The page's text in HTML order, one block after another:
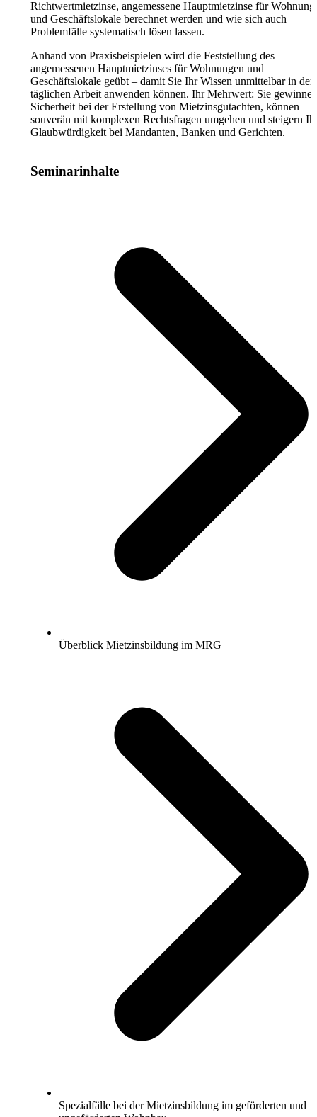
Richtwertmietzinse, angemessene Hauptmietzinse für
und Geschäftslokale berechnet werden und wie sich auch
Problemfälle systematisch lösen lassen.
Anhand von Praxisbeispielen wird die Feststellung des
angemessenen Hauptmietzinses für Wohnungen und
Geschäftslokale geübt – damit Sie Ihr Wissen unmittelbar in der
täglichen Arbeit anwenden können. Ihr Mehrwert: Sie gewinnen
Sicherheit bei der Erstellung von Mietzinsgutachten, können
souverän mit komplexen Rechtsfragen umgehen und steigern
Glaubwürdigkeit bei Mandanten, Banken und Gerichten.
Seminarinhalte
Überblick Mietzinsbildung im MRG
Spezialfälle bei der Mietzinsbildung im geförderten und